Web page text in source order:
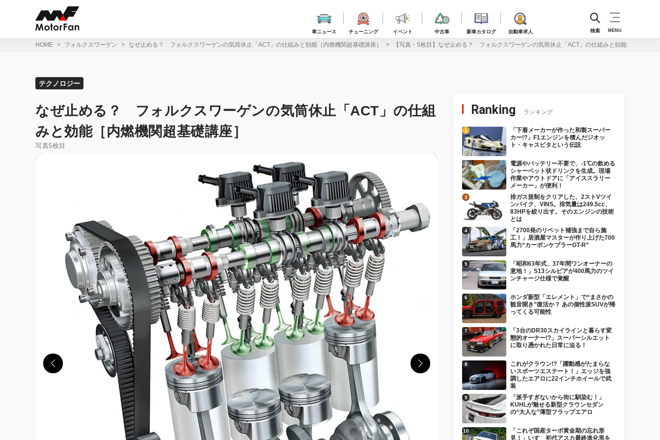
車ニュース チューニング イベント 中古車 新車カタログ 自動車求人 検索 MENU
HOME フォルクスワーゲン なぜ止める？ フォルクスワーゲンの気筒休止「ACT」の仕組みと効能［内燃機関超基礎講座］ 【写真・5枚目】なぜ止める？ フォルクスワーゲンの気筒休止「ACT」の仕組みと効能［内燃機関
テクノロジー
なぜ止める？ フォルクスワーゲンの気筒休止「ACT」の仕組
みと効能［内燃機関超基礎講座］
写真5枚目
Ranking ランキング
「下着メーカーが作った和製スーパー
カー!?」F1エンジンを積んだジオッ
ト・キャスピタという伝説
電源やバッテリー不要で、-1℃の飲める
シャーベット状ドリンクを生成。現場
作業やアウトドアに「アイススラリー
メーカー」が便利！
排ガス規制をクリアした、2ストVツイ
ンバイク、VINS。排気量は249.5cc、
83HPを絞り出す。そのエンジンの技術
とは
「2700発のリベット補強まで自ら施
工！」居酒屋マスターが作り上げた700
馬力“カーボンケブラーGT-R”
「昭和63年式、37年間ワンオーナーの
意地！」S13シルビアが400馬力のツイ
ンチャージ仕様で覚醒
ホンダ新型「エレメント」で“まさかの
観音開き”復活か？ あの個性派SUVが帰
ってくる可能性
「3台のDR30スカイラインと暮らす変
態的オーナー!?」スーパーシルエット
に取り憑かれた日常に迫る！
これがクラウン!?「躍動感がたまらな
いスポーツエステート！」エッジを強
調したエアロに22インチホイールで武
装
「派手すぎないから街に馴染む！」
KUHLが魅せる新型クラウンセダン
の“大人な”薄型フラップエアロ
「これぞ国産ターボ黄金期の忘れ形
見！」いすゞ初代アスカ最終進化形を